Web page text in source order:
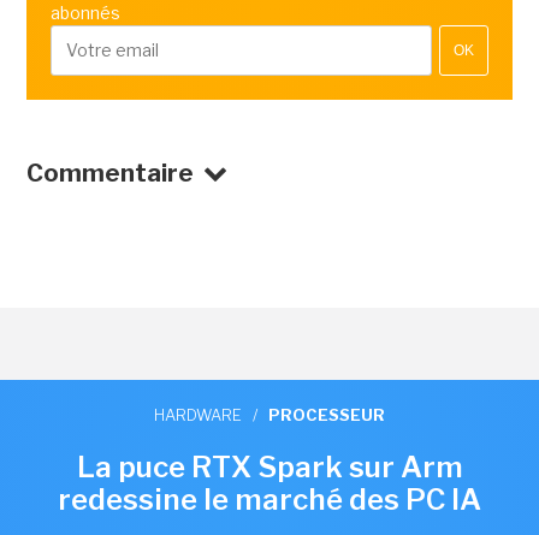
abonnés
OK
Commentaire
HARDWARE / PROCESSEUR
La puce RTX Spark sur Arm
redessine le marché des PC IA